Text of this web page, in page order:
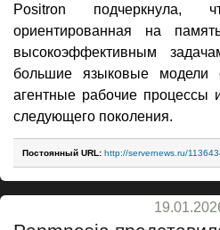
Positron подчеркнула,
ориентированная на
высокоэффективным
большие языковые модели
агентные рабочие
следующего поколения.
Постоянный URL: http://servernews.ru/